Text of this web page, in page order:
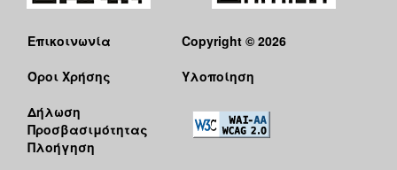
Επικοινωνία
Όροι Χρήσης
Δήλωση
Προσβασιμότητας
Πλοήγηση
Copyright © 2026
Υλοποίηση